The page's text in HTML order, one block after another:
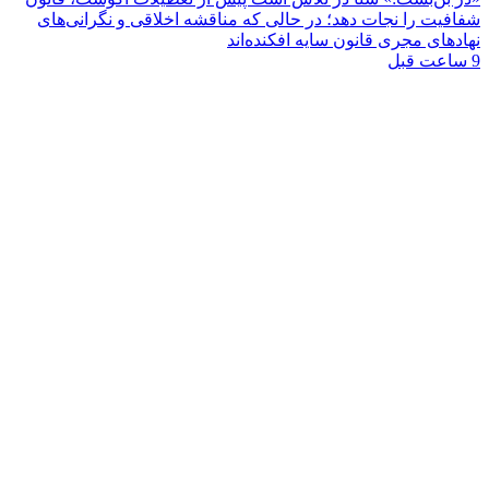
شفافیت را نجات دهد؛ در حالی که مناقشه اخلاقی و نگرانی‌های
نهادهای مجری قانون سایه افکنده‌اند
9 ساعت قبل